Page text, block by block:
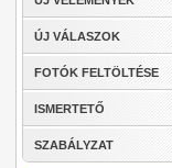
ÚJ VÁLASZOK
FOTÓK FELTÖLTÉSE
ISMERTETŐ
SZABÁLYZAT